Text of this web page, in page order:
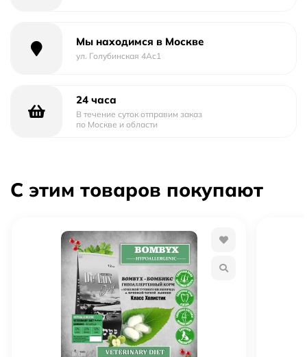
Мы находимся в Москве
ул. Голубинская 4Ас1
24 часа
В течение суток отправим заказ
по Москве и области
С этим товаров покупают